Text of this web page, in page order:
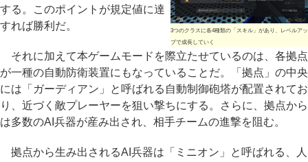
3つのクラスに各4種類の「スキル」があり、レベルアッ
プで成長していく
する。このポイントが規定値に達
すれば勝利だ。
それに加えて本ゲームモードを際立たせているのは、各拠点
が一種の自動防衛装置にもなっていることだ。「拠点」の中央
には「ガーディアン」と呼ばれる自動制御砲塔が配置されてお
り、近づく敵プレーヤーを狙い撃ちにする。さらに、拠点から
は多数のAI兵器が産み出され、相手チームの進撃を阻む。
拠点から生み出されるAI兵器は「ミニオン」と呼ばれる、人